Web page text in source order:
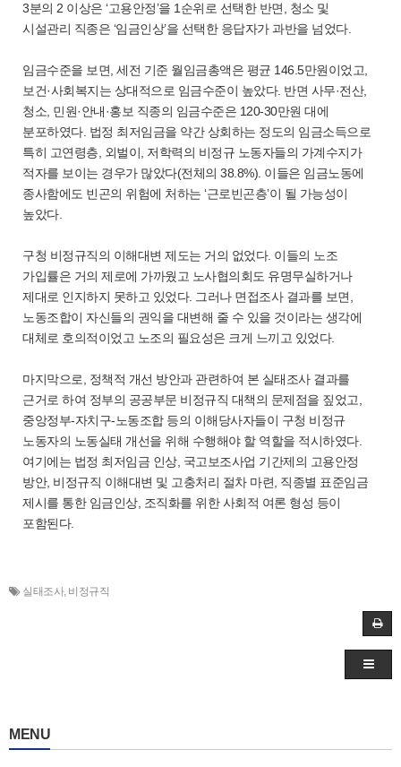
3분의 2 이상은 ‘고용안정’을 1순위로 선택한 반면, 청소 및
시설관리 직종은 ‘임금인상’을 선택한 응답자가 과반을 넘었다.
임금수준을 보면, 세전 기준 월임금총액은 평균 146.5만원이었고,
보건·사회복지는 상대적으로 임금수준이 높았다. 반면 사무·전산,
청소, 민원·안내·홍보 직종의 임금수준은 120-30만원 대에
분포하였다. 법정 최저임금을 약간 상회하는 정도의 임금소득으로
특히 고연령층, 외벌이, 저학력의 비정규 노동자들의 가계수지가
적자를 보이는 경우가 많았다(전체의 38.8%). 이들은 임금노동에
종사함에도 빈곤의 위험에 처하는 ‘근로빈곤층’이 될 가능성이
높았다.
구청 비정규직의 이해대변 제도는 거의 없었다. 이들의 노조
가입률은 거의 제로에 가까웠고 노사협의회도 유명무실하거나
제대로 인지하지 못하고 있었다. 그러나 면접조사 결과를 보면,
노동조합이 자신들의 권익을 대변해 줄 수 있을 것이라는 생각에
대체로 호의적이었고 노조의 필요성은 크게 느끼고 있었다.
마지막으로, 정책적 개선 방안과 관련하여 본 실태조사 결과를
근거로 하여 정부의 공공부문 비정규직 대책의 문제점을 짚었고,
중앙정부-자치구-노동조합 등의 이해당사자들이 구청 비정규
노동자의 노동실태 개선을 위해 수행해야 할 역할을 적시하였다.
여기에는 법정 최저임금 인상, 국고보조사업 기간제의 고용안정
방안, 비정규직 이해대변 및 고충처리 절차 마련, 직종별 표준임금
제시를 통한 임금인상, 조직화를 위한 사회적 여론 형성 등이
포함된다.
실태조사, 비정규직
MENU